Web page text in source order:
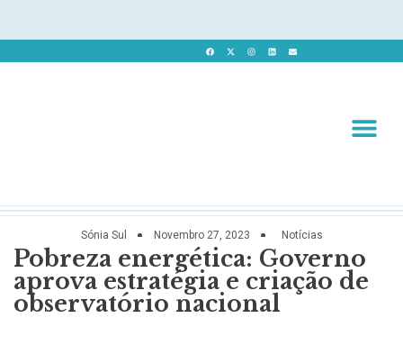
Sónia Sul Novembro 27, 2023 Notícias
Pobreza energética: Governo
aprova estratégia e criação de
observatório nacional